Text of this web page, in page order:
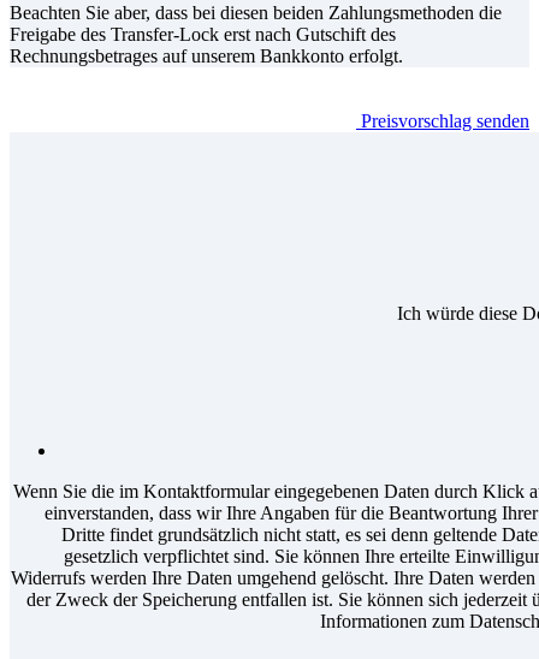
Beachten Sie aber, dass bei diesen beiden Zahlungsmethoden die
Freigabe des Transfer-Lock erst nach Gutschift des
Rechnungsbetrages auf unserem Bankkonto erfolgt.
Preisvorschlag senden
Ich würde diese
Wenn Sie die im Kontaktformular eingegebenen Daten durch Klick
einverstanden, dass wir Ihre Angaben für die Beantwortung
Dritte findet grundsätzlich nicht statt, es sei denn geltende
gesetzlich verpflichtet sind. Sie können Ihre erteilte
Widerrufs werden Ihre Daten umgehend gelöscht. Ihre Daten
der Zweck der Speicherung entfallen ist. Sie können sich
Informationen zum